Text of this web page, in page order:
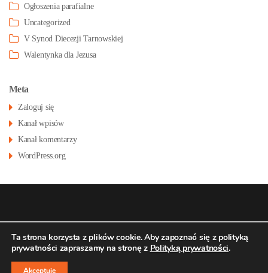
Ogłoszenia parafialne
Uncategorized
V Synod Diecezji Tarnowskiej
Walentynka dla Jezusa
Meta
Zaloguj się
Kanał wpisów
Kanał komentarzy
WordPress.org
© 2026Konatsu.pldlaParafia św Stanisława
BM w Pustkowie Osiedlu
Polityka
prywatności
Ta strona korzysta z plików cookie. Aby zapoznać się z polityką
prywatności zapraszamy na stronę z Polityką prywatności.
Akceptuje